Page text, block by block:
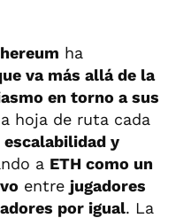
ha
va más allá de la
en torno a sus
hoja de ruta cada
escalabilidad y
a ETH como un
entre jugadores
por igual. La